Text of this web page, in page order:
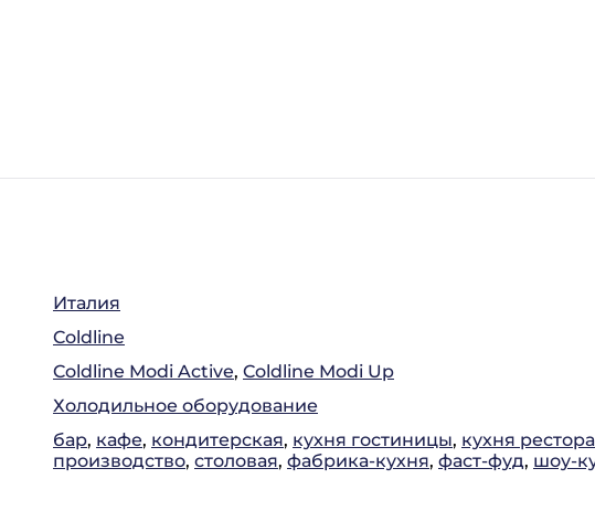
Италия
Coldline
Coldline Modi Active, Coldline Modi Up
Холодильное оборудование
бар, кафе, кондитерская, кухня гостиницы, кухня
производство, столовая, фабрика-кухня, фаст-фуд, шоу-